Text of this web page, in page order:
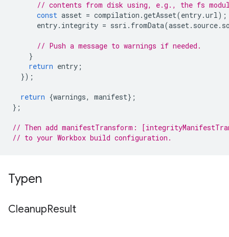
// contents from disk using, e.g., the fs
const asset = compilation .getAsset(entry.url);
entry. integrity = ssri . fromData(asset. source.
// Push a message to warnings if needed.
}
return entry ;
});
return {warnings, manifest};
};
// Then add manifestTransform:
// to your Workbox build configuration.
Typen
CleanupResult